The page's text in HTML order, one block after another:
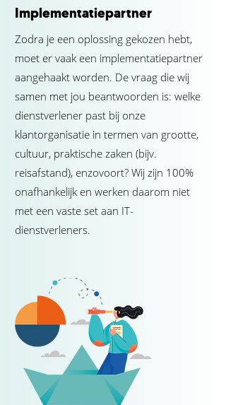
Implementatiepartner
Zodra je een oplossing gekozen hebt,
moet er vaak een implementatiepartner
aangehaakt worden. De vraag die wij
samen met jou beantwoorden is: welke
dienstverlener past bij onze
klantorganisatie in termen van grootte,
cultuur, praktische zaken (bijv.
reisafstand), enzovoort? Wij zijn 100%
onafhankelijk en werken daarom niet
met een vaste set aan IT-
dienstverleners.